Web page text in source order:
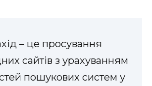
– це просування
сайтів з урахуванням
пошукових систем у